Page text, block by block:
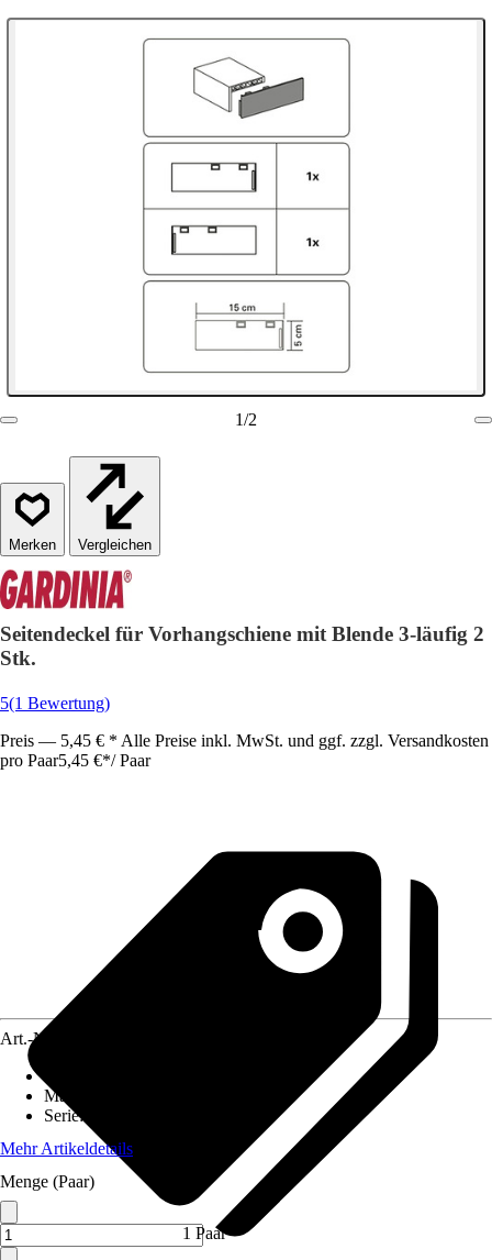
1/2
Vergleichen
Seitendeckel für Vorhangschiene mit Blende 3-läufig 2
Stk.
5(1 Bewertung)
Preis — 5,45 € * Alle Preise inkl. MwSt. und ggf. zzgl. Versandkosten
pro Paar5,45 €*/ Paar
Art.-Nr.
Material
Serie:
Mehr Artikeldetails
Menge (Paar)
1 Paar